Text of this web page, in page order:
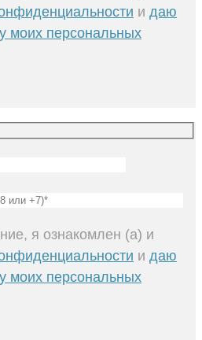
и даю
моих персональных
я ознакомлен (а) и
и даю
моих персональных